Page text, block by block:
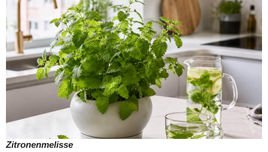
Zitronenmelisse